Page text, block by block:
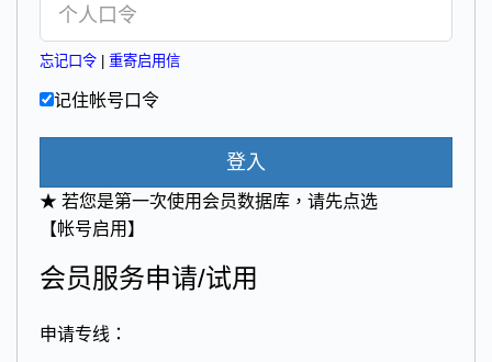
忘记口令 重寄启用信
记住帐号口令
登入
★ 若您是第一次使用会员数据库，请先点选
【帐号启用】
会员服务申请/试用
申请专线：